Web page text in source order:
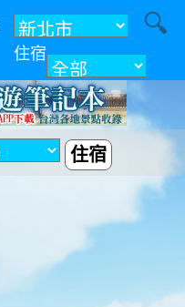
住宿
附近
住宿